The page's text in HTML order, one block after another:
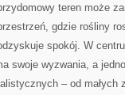
teren może
gdzie rośliny
spokój. W
swoje wyzwania, a
– od małych